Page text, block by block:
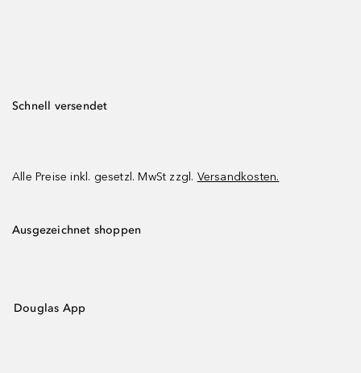
Schnell versendet
Alle Preise inkl. gesetzl. MwSt zzgl. Versandkosten.
Ausgezeichnet shoppen
Douglas App